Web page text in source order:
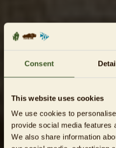
Consent
This website uses cookies
We use cookies to
provide social media features
We also share information